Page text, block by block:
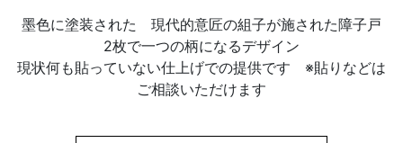
墨色に塗装された 現代的意匠の組子が施された障子戸
2枚で一つの柄になるデザイン
現状何も貼っていない仕上げでの提供です ※貼りなどは
ご相談いただけます